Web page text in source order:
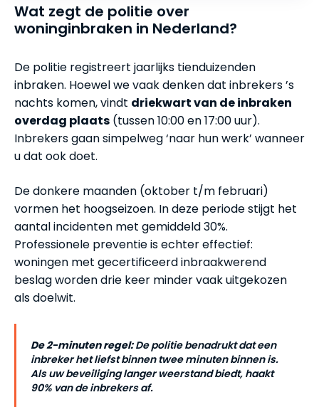
Wat zegt de politie over
woninginbraken in Nederland?
De politie registreert jaarlijks tienduizenden
inbraken. Hoewel we vaak denken dat inbrekers ’s
nachts komen, vindt driekwart van de inbraken
overdag plaats (tussen 10:00 en 17:00 uur).
Inbrekers gaan simpelweg ‘naar hun werk’ wanneer
u dat ook doet.
De donkere maanden (oktober t/m februari)
vormen het hoogseizoen. In deze periode stijgt het
aantal incidenten met gemiddeld 30%.
Professionele preventie is echter effectief:
woningen met gecertificeerd inbraakwerend
beslag worden drie keer minder vaak uitgekozen
als doelwit.
De 2-minuten regel:De politie benadrukt dat een
inbreker het liefst binnen twee minuten binnen is.
Als uw beveiliging langer weerstand biedt, haakt
90% van de inbrekers af.